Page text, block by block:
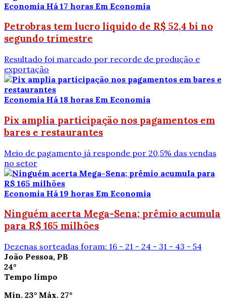
Economia Há 17 horas Em Economia
Petrobras tem lucro líquido de R$ 52,4 bi no
segundo trimestre
Resultado foi marcado por recorde de produção e
exportação
Economia Há 18 horas Em Economia
Pix amplia participação nos pagamentos em
bares e restaurantes
Meio de pagamento já responde por 20,5% das vendas
no setor
Economia Há 19 horas Em Economia
Ninguém acerta Mega-Sena; prêmio acumula
para R$ 165 milhões
Dezenas sorteadas foram: 16 - 21 - 24 - 31 - 43 - 54
João Pessoa, PB
24°
Tempo limpo
Mín. 23° Máx. 27°